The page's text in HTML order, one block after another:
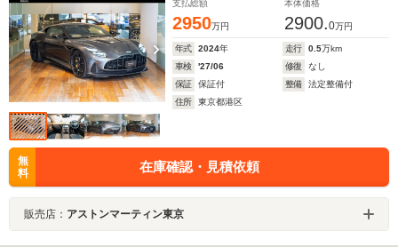
支払総額
2950万円
本体価格
2900.0万円
年式 2024年 走行 0.5万km
車検
'27/06 修復
なし
保証
保証付 整備
法定整備付
住所
東京都港区
無
料
在庫確認・見積依頼
販売店： アストンマーティン東京